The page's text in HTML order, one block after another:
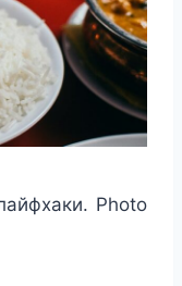
Photo